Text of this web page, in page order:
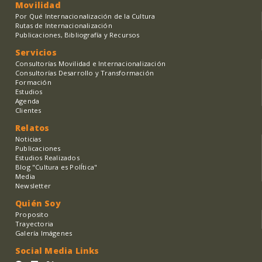
Movilidad
Por Qué Internacionalización de la Cultura
Rutas de Internacionalización
Publicaciones, Bibliografía y Recursos
Servicios
Consultorías Movilidad e Internacionalización
Consultorías Desarrollo y Transformación
Formación
Estudios
Agenda
Clientes
Relatos
Noticias
Publicaciones
Estudios Realizados
Blog "Cultura es PolÍtica"
Media
Newsletter
Quién Soy
Proposito
Trayectoria
Galería Imágenes
Social Media Links